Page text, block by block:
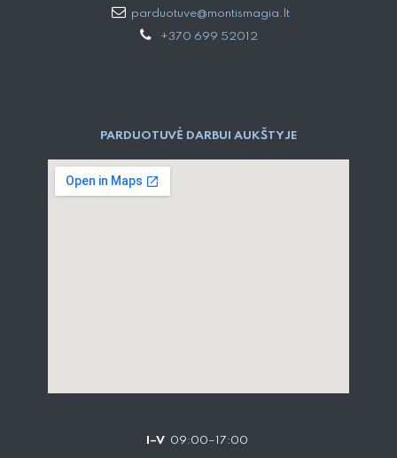
parduotuve@montismagia.lt
+370 699 52012
PARDUOTUVĖ DARBUI AUKŠTYJE
I–V 09:00–17:00